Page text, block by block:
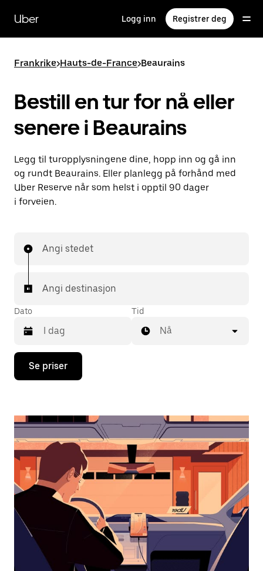
hovedinnholdet
Uber Logg inn Registrer deg
Frankrike>Hauts-de-France>Beaurains
Bestill en tur for nå eller
senere i Beaurains
Legg til turopplysningene dine, hopp inn og gå inn
og rundt Beaurains. Eller planlegg på forhånd med
Uber Reserve når som helst i opptil 90 dager
i forveien.
Angi stedet
Angi destinasjon
Dato
Trykk
piltast
åpne
og
velge
dato.
Trykk
på
Esc-
knappen
kalenderen.
Tid
Nå
Se priser